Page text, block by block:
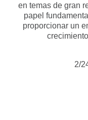
en temas de gran
papel
proporcionar un
2/